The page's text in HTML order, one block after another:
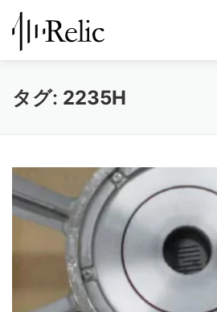
ン
レリックについて
タグ: 2235H